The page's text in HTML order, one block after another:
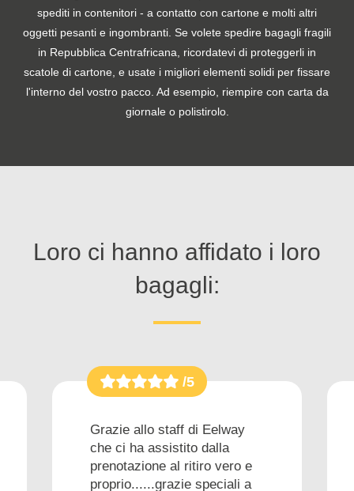
spediti in contenitori - a contatto con cartone e molti altri
oggetti pesanti e ingombranti. Se volete spedire bagagli fragili
in Repubblica Centrafricana, ricordatevi di proteggerli in
scatole di cartone, e usate i migliori elementi solidi per fissare
l'interno del vostro pacco. Ad esempio, riempire con carta da
giornale o polistirolo.
Loro ci hanno affidato i loro
bagagli:
/5
Grazie allo staff di Eelway
che ci ha assistito dalla
prenotazione al ritiro vero e
proprio......grazie speciali a